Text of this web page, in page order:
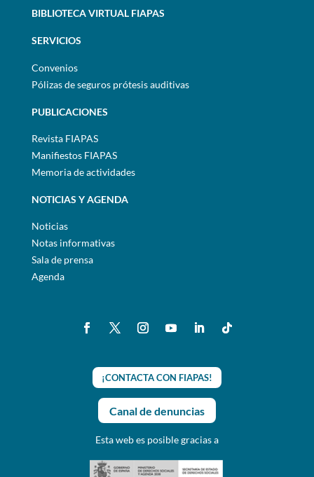
BIBLIOTECA VIRTUAL FIAPAS
SERVICIOS
Convenios
Pólizas de seguros prótesis auditivas
PUBLICACIONES
Revista FIAPAS
Manifiestos FIAPAS
Memoria de actividades
NOTICIAS Y AGENDA
Noticias
Notas informativas
Sala de prensa
Agenda
¡CONTACTA CON FIAPAS!
Canal de denuncias
Esta web es posible gracias a